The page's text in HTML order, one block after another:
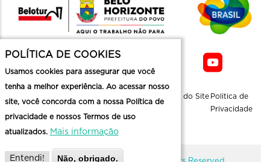
Mapa do Site Politica de
Privacidade
POLÍTICA DE COOKIES
Usamos cookies para assegurar que você
tenha a melhor experiência. Ao acessar nosso
site, você concorda com a nossa Política de
privacidade e nossos Termos de uso
atualizados. Mais informação
Entendi! Não, obrigado.